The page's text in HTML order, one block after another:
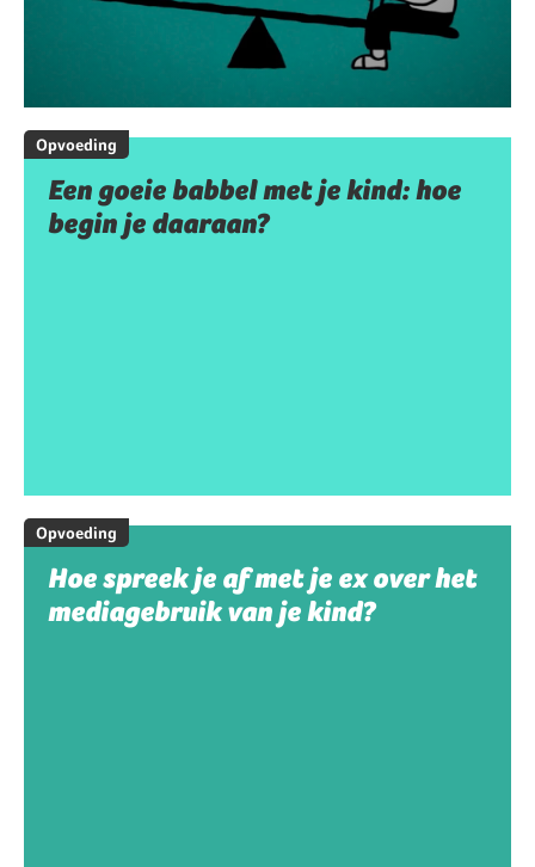
Opvoeding
Een goeie babbel met je kind: hoe
begin je daaraan?
Opvoeding
Hoe spreek je af met je ex over het
mediagebruik van je kind?